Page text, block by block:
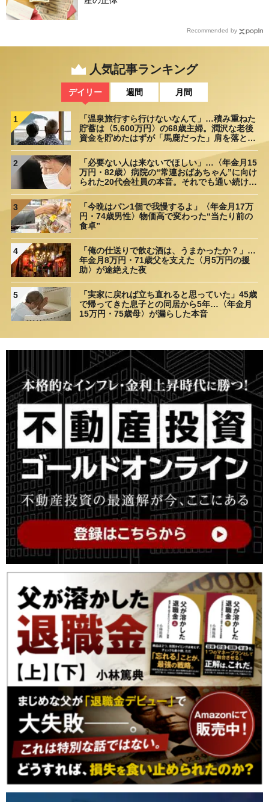
Recommended by
人気記事ランキング
デイリー 週間 月間
1
「温泉旅行すら行けないなんて」…積み重ねた
貯蓄は〈5,600万円〉の68歳主婦。潤沢な老後
資金を貯めたはずが「馬鹿だった」肩を落とす
2
「必要ない人は来ないでほしい」…〈年金月15
万円・82歳〉病院の“常連おばあちゃん”に向け
られた20代会社員の本音。それでも通い続ける
3
「今晩はパン1個で我慢するよ」〈年金月17万
円・74歳男性〉物価高で変わった“当たり前の
食卓”
4
「俺の仕送りで飲む酒は、うまかったか？」…
年金月8万円・71歳父を支えた〈月5万円の援
助〉が途絶えた夜
5
「実家に戻れば立ち直れると思っていた」45歳
で帰ってきた息子との同居から5年…〈年金月
15万円・75歳母〉が漏らした本音